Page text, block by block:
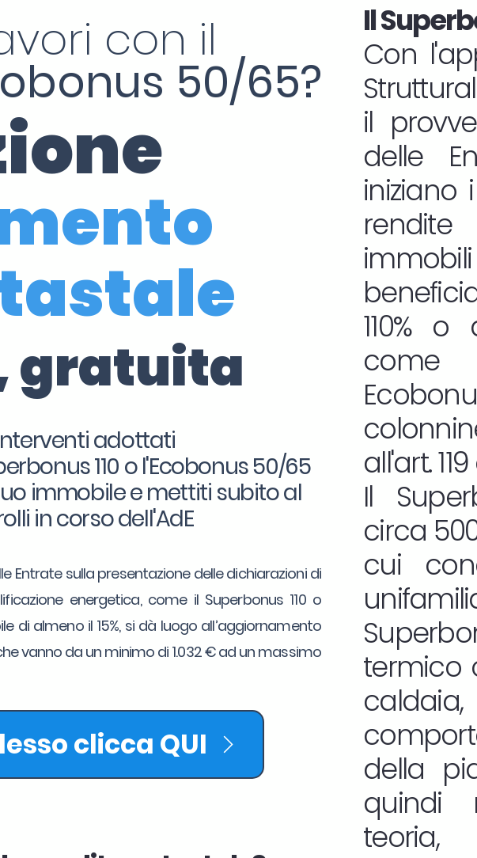
gratuita
adottati
110 o l'Ecobonus 50/65
immobile e mettiti subito al
in corso dell'AdE
con il
50/65?
Entrate sulla presentazione delle dichiarazioni di
energetica, come il Superbonus 110 o
di almeno il 15%, si dà luogo all’aggiornamento
vanno da un minimo di 1.032 € ad un massimo
clicca QUI
Il
Con
il
delle
iniziano
110%
come
all'art.
Il
circa
cui
termico
della
quindi
teoria,